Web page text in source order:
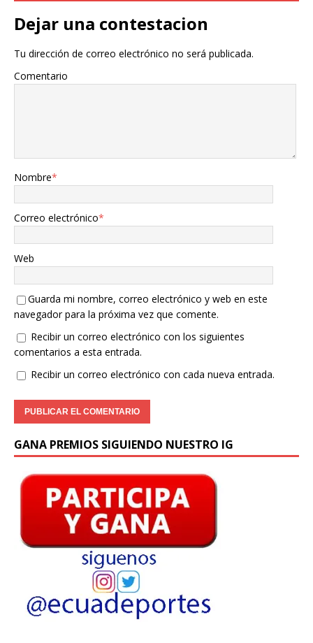
Dejar una contestacion
Tu dirección de correo electrónico no será publicada.
Comentario
Nombre*
Correo electrónico*
Web
Guarda mi nombre, correo electrónico y web en este
navegador para la próxima vez que comente.
Recibir un correo electrónico con los siguientes
comentarios a esta entrada.
Recibir un correo electrónico con cada nueva entrada.
GANA PREMIOS SIGUIENDO NUESTRO IG